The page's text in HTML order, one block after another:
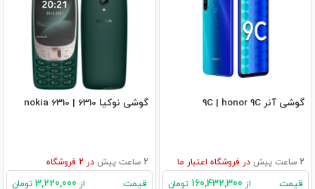
گوشی آنر 9C | honor 9C
2 ساعت پیش در فروشگاه اعتبار ما
قیمت از تومان
گوشی نوکیا 6310 | nokia 6310
2 ساعت پیش در فروشگاه
قیمت از تومان